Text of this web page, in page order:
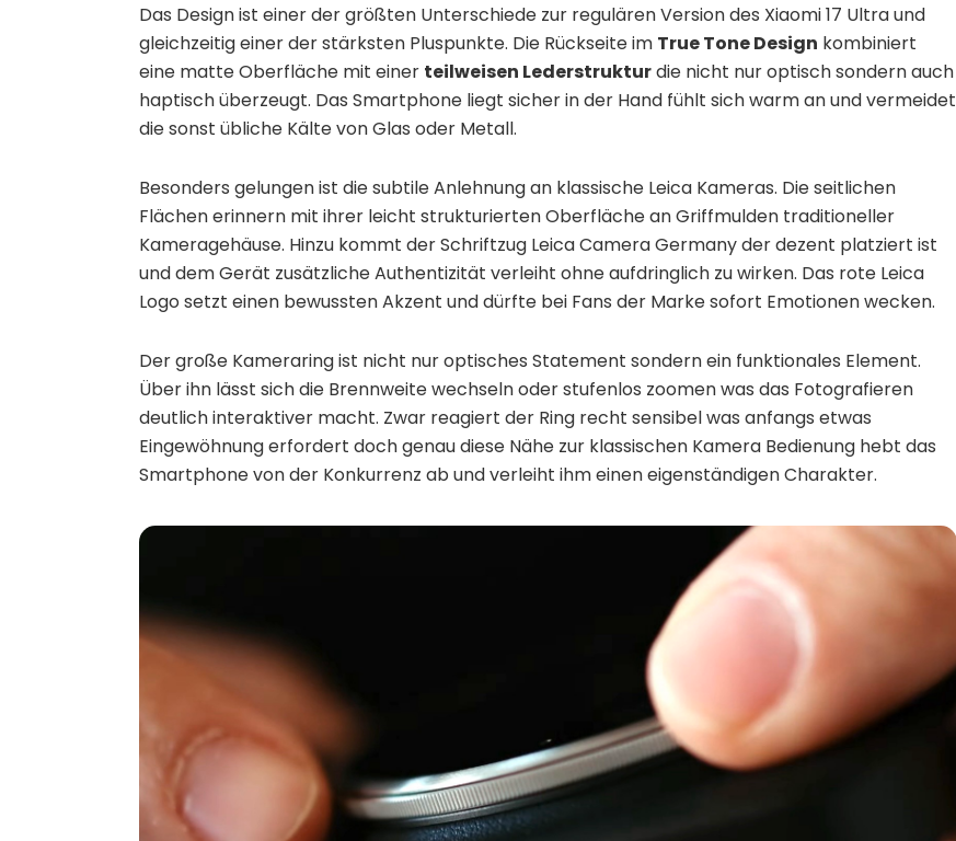
Das Design ist einer der größten Unterschiede zur regulären Version des Xiaomi 17 Ultra und
gleichzeitig einer der stärksten Pluspunkte. Die Rückseite im True Tone Design kombiniert
eine matte Oberfläche mit einer teilweisen Lederstrukturdie nicht nur optisch sondern auch
haptisch überzeugt. Das Smartphone liegt sicher in der Hand fühlt sich warm an und vermeidet
die sonst übliche Kälte von Glas oder Metall.
Besonders gelungen ist die subtile Anlehnung an klassische Leica Kameras. Die seitlichen
Flächen erinnern mit ihrer leicht strukturierten Oberfläche an Griffmulden traditioneller
Kameragehäuse. Hinzu kommt der Schriftzug Leica Camera Germany der dezent platziert ist
und dem Gerät zusätzliche Authentizität verleiht ohne aufdringlich zu wirken. Das rote Leica
Logo setzt einen bewussten Akzent und dürfte bei Fans der Marke sofort Emotionen wecken.
Der große Kameraring ist nicht nur optisches Statement sondern ein funktionales Element.
Über ihn lässt sich die Brennweite wechseln oder stufenlos zoomen was das Fotografieren
deutlich interaktiver macht. Zwar reagiert der Ring recht sensibel was anfangs etwas
Eingewöhnung erfordert doch genau diese Nähe zur klassischen Kamera Bedienung hebt das
Smartphone von der Konkurrenz ab und verleiht ihm einen eigenständigen Charakter.